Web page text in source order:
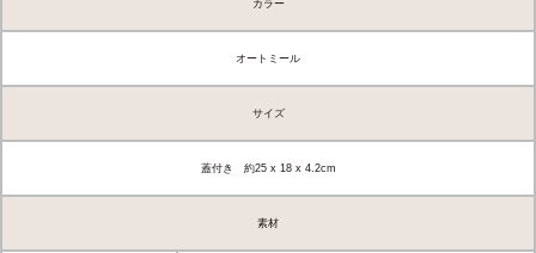
カラー
オートミール
サイズ
蓋付き 約25 x 18 x 4.2cm
素材